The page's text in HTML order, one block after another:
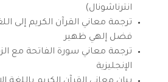
انترناشونال)
ترجمة معاني القرآن الكريم إلى
فضل إلهي ظهير
ترجمة معاني سورة الفاتحة مع
الإنجليزية